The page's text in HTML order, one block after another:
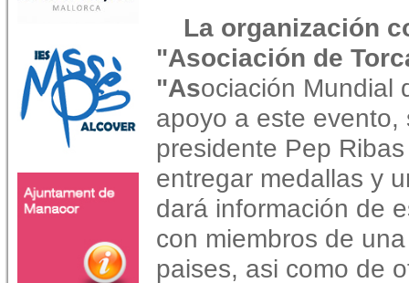
La organización
"Asociación de
"Asociación Mundial
apoyo a este
presidente Pep
entregar medallas y
dará información de
con miembros de
paises, asi como de